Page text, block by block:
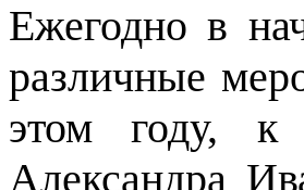
Ежегодно в
различные
этом году, к
Александра